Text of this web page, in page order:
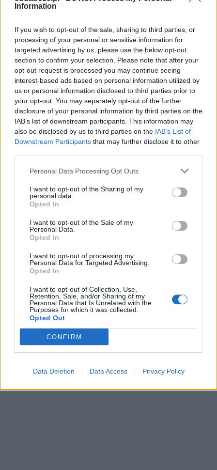
Information
If you wish to opt-out of the sale, sharing to third parties, or
processing of your personal or sensitive information for
targeted advertising by us, please use the below opt-out
section to confirm your selection. Please note that after your
opt-out request is processed you may continue seeing
interest-based ads based on personal information utilized by
us or personal information disclosed to third parties prior to
your opt-out. You may separately opt-out of the further
disclosure of your personal information by third parties on the
IAB’s list of downstream participants. This information may
also be disclosed by us to third parties on the IAB’s List of
Downstream Participants that may further disclose it to other
Personal Data Processing Opt Outs
I want to opt-out of the Sharing of my
personal data.
Opted In
I want to opt-out of the Sale of my
Personal Data.
Opted In
I want to opt-out of processing my
Personal Data for Targeted Advertising.
Opted In
I want to opt-out of Collection, Use,
Retention, Sale, and/or Sharing of my
Personal Data that Is Unrelated with the
Purposes for which it was collected.
Opted Out
CONFIRM
Data Deletion Data Access Privacy Policy
takie zagadnienia. W niektórych kościołach
unikanie wszelkich form fizycznego kontaktu,
które prowadzą do pokus. Inne wspólnoty
podchodzą do tej kwestii z większym
zrozumieniem, akcentując rolę miłości i
wzajemnego szacunku w związku małżeńskim.
Edukacja i rola
rodziców
własnego ciała i innych. Uświadamianie ich, co
jest odpowiednie, a co nie, pomoże im w
przyszłości podejmować moralne decyzje.
szacunku, jednocześnie dostarczając informacji
w sposób dostosowany do wieku dziecka.
Podsumowując, dotykanie biustu w kontekście
chrześcijańskim może być postrzegane różnie.
Istotne jest zrozumienie, że w chrześcijaństwie
nacisk kładzie się na czystość myśli i serca.
Interpretacje mogą się różnić w zależności od
wyznania, jednak zawsze warto kierować się
zasadami miłości, szacunku i czystości.